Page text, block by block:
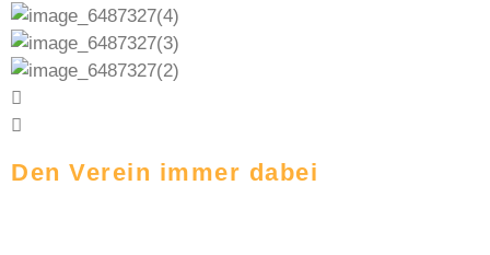
Den Verein immer dabei